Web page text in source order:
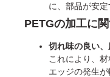
に、部品が安定
PETGの加工に
切れ味の良い
これにより、
エッジの発生が